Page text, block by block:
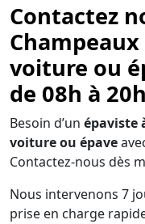
Contactez
voiture ou
de 08h à
Besoin d’un épaviste
voiture ou épave
Contactez-nous dès
Nous intervenons 7
prise en charge